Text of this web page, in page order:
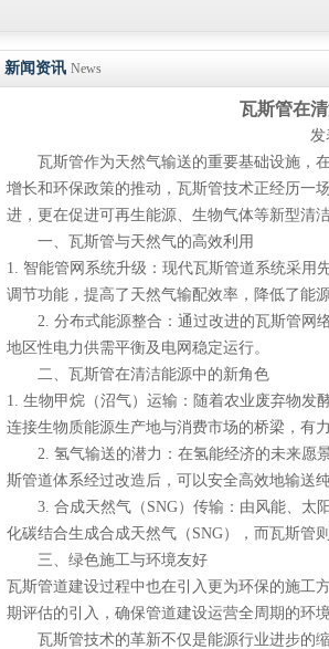
新闻资讯 News
瓦斯管在
发
瓦斯管作为天然气输送的重要基础设施，
增长和环保政策的推动，瓦斯管技术正经历一
进，更在促进可再生能源、生物气体等新型清
一、瓦斯管与天然气的高效利用
1. 智能管网系统升级：现代瓦斯管道系统采用
调节功能，提高了天然气输配效率，降低了能源
2. 分布式能源整合：通过改进的瓦斯管网
地区性电力供需平衡及电网稳定运行。
二、瓦斯管在清洁能源中的新角色
1. 生物甲烷（沼气）运输：随着农业废弃物发
连接生物质能源生产地与消费市场的桥梁，有
2. 氢气输送的潜力：在氢能经济的未来愿
斯管道体系经过改造后，可以安全高效地输送
3. 合成天然气（SNG）传输：由风能、太
化碳结合生成合成天然气（SNG），而瓦斯管
三、绿色施工与环境友好
瓦斯管道建设过程中也在引入更为环保的施工
期评估的引入，确保管道建设运营全周期的环境
瓦斯管技术的革新不仅是能源行业进步的